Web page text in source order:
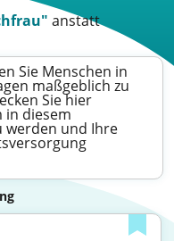
anstatt
Sie Menschen in
maßgeblich zu
Sie hier
in diesem
werden und Ihre